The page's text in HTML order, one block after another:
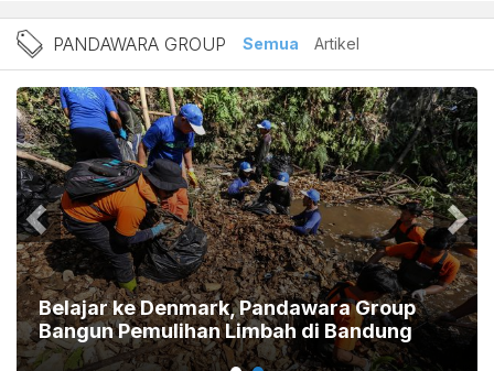
Berita Pandawara Group
PANDAWARA GROUP Semua Artikel
Belajar ke Denmark, Pandawara Group
Bangun Pemulihan Limbah di Bandung